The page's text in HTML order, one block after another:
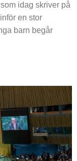
idag skriver på
en stor
barn begår